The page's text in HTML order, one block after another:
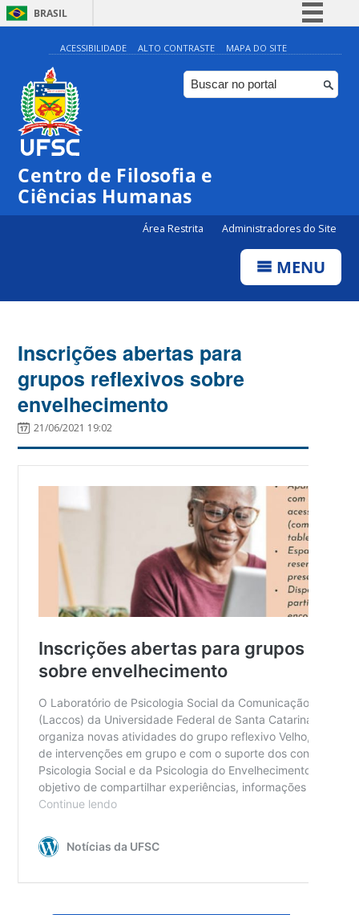
BRASIL
Simplifique!
Comunica BR
Participe
ACESSIBILIDADE ALTO CONTRASTE MAPA DO SITE
Centro de Filosofia e
Ciências Humanas
Área Restrita Administradores do Site
MENU
Inscrições abertas para
grupos reflexivos sobre
envelhecimento
21/06/2021 19:02